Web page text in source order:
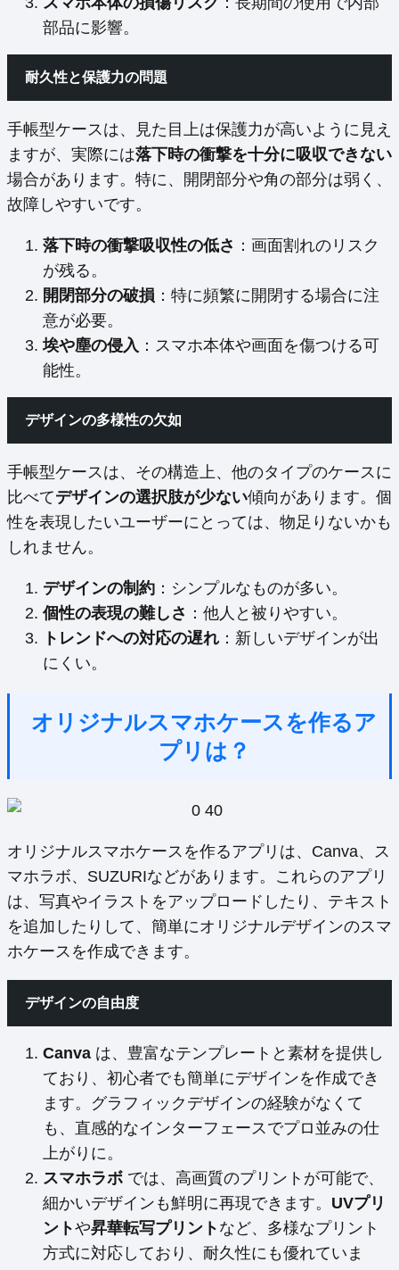
部品に影響。
耐久性と保護力の問題
手帳型ケースは、見た目上は保護力が高いように見え
ますが、実際には落下時の衝撃を十分に吸収できない
場合があります。特に、開閉部分や角の部分は弱く、
故障しやすいです。
落下時の衝撃吸収性の低さ ：画面割れのリスク
が残る。
開閉部分の破損 ：特に頻繁に開閉する場合に注
意が必要。
埃や塵の侵入 ：スマホ本体や画面を傷つける可
能性。
デザインの多様性の欠如
手帳型ケースは、その構造上、他のタイプのケースに
比べてデザインの選択肢が少ない傾向があります。個
性を表現したいユーザーにとっては、物足りないかも
しれません。
デザインの制約 ：シンプルなものが多い。
個性の表現の難しさ ：他人と被りやすい。
トレンドへの対応の遅れ ：新しいデザインが出
にくい。
オリジナルスマホケースを作るア
プリは？
オリジナルスマホケースを作るアプリは、Canva、ス
マホラボ、SUZURIなどがあります。これらのアプリ
は、写真やイラストをアップロードしたり、テキスト
を追加したりして、簡単にオリジナルデザインのスマ
ホケースを作成できます。
デザインの自由度
Canva は、豊富なテンプレートと素材を提供し
ており、初心者でも簡単にデザインを作成でき
ます。グラフィックデザインの経験がなくて
も、直感的なインターフェースでプロ並みの仕
上がりに。
スマホラボ では、高画質のプリントが可能で、
細かいデザインも鮮明に再現できます。 UVプリ
ントや昇華転写プリント など、多様なプリント
方式に対応しており、耐久性にも優れていま